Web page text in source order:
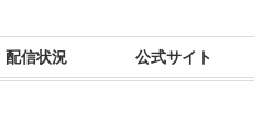
配信状況 公式サイト